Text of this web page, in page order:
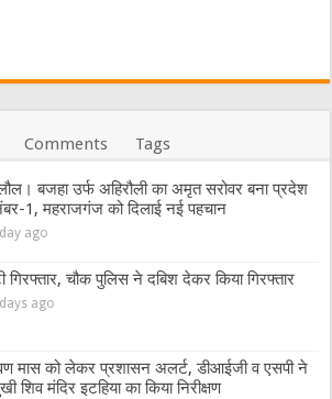
Comments Tags
बजहा उर्फ अहिरौली का अमृत सरोवर बना प्रदेश
1, महराजगंज को दिलाई नई पहचान
ago
गिरफ्तार, चौक पुलिस ने दबिश देकर किया गिरफ्तार
ago
मास को लेकर प्रशासन अलर्ट, डीआईजी व एसपी ने
शिव मंदिर इटहिया का किया निरीक्षण